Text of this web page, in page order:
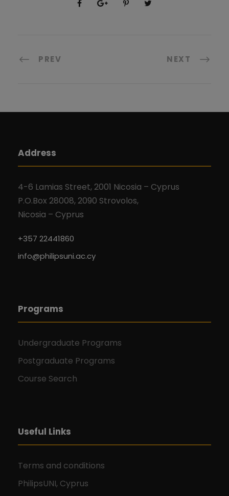
PREV NEXT
Address
4-6 Lamias Street, 2001 Nicosia – Cyprus
P.O.Box 28008, 2090 Strovolos,
Nicosia – Cyprus
+357 22441860
info@philipsuni.ac.cy
Programs
Undergraduate Programs
Postgraduate Programs
Course Search
Useful Links
Terms and conditions
PhilipsUNI, Cyprus